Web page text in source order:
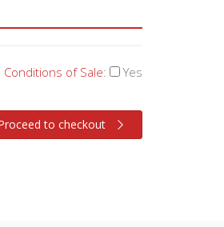
Conditions of Sale: Yes
to checkout